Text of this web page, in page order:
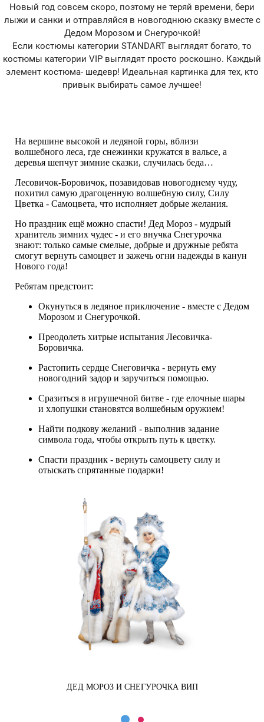
Новый год совсем скоро, поэтому не теряй времени, бери
лыжи и санки и отправляйся в новогоднюю сказку вместе с
Дедом Морозом и Снегурочкой!
Если костюмы категории STANDART выглядят богато, то
костюмы категории VIP выглядят просто роскошно. Каждый
элемент костюма- шедевр! Идеальная картинка для тех, кто
привык выбирать самое лучшее!
На вершине высокой и ледяной горы, вблизи
волшебного леса, где снежинки кружатся в вальсе, а
деревья шепчут зимние сказки, случилась беда…
Лесовичок-Боровичок, позавидовав новогоднему чуду,
похитил самую драгоценную волшебную силу, Силу
Цветка - Самоцвета, что исполняет добрые желания.
Но праздник ещё можно спасти! Дед Мороз - мудрый
хранитель зимних чудес - и его внучка Снегурочка
знают: только самые смелые, добрые и дружные ребята
смогут вернуть самоцвет и зажечь огни надежды в канун
Нового года!
Ребятам предстоит:
Окунуться в ледяное приключение - вместе с Дедом
Морозом и Снегурочкой.
Преодолеть хитрые испытания Лесовичка-
Боровичка.
Растопить сердце Снеговичка - вернуть ему
новогодний задор и заручиться помощью.
Сразиться в игрушечной битве - где елочные шары
и хлопушки становятся волшебным оружием!
Найти подкову желаний - выполнив задание
символа года, чтобы открыть путь к цветку.
Спасти праздник - вернуть самоцвету силу и
отыскать спрятанные подарки!
ДЕД МОРОЗ И СНЕГУРОЧКА ВИП